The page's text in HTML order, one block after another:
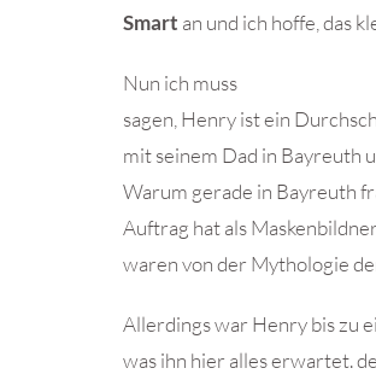
Smart an und ich hoffe, das
Nun ich muss
sagen, Henry ist ein
mit seinem Dad in Bayreuth
Warum gerade in Bayreuth
Auftrag hat als
waren von der Mythologie
Allerdings war Henry bis zu
was ihn hier alles erwartet.